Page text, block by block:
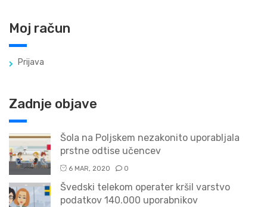
Moj račun
Prijava
Zadnje objave
Šola na Poljskem nezakonito uporabljala
prstne odtise učencev
6 MAR, 2020 0
Švedski telekom operater kršil varstvo
podatkov 140.000 uporabnikov